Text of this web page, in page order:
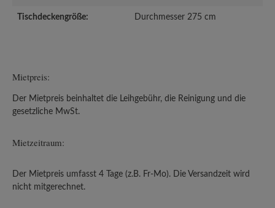
Tischdeckengröße: Durchmesser 275 cm
Mietpreis:
Der Mietpreis beinhaltet die Leihgebühr, die Reinigung und die
gesetzliche MwSt.
Mietzeitraum:
Der Mietpreis umfasst 4 Tage (z.B. Fr-Mo). Die Versandzeit wird
nicht mitgerechnet.